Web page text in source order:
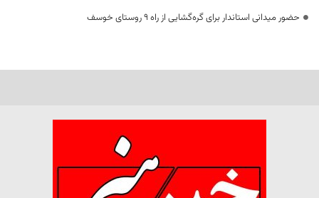
حضور میدانی استاندار برای گره‌گشایی از راه ۹ روستای خوسف